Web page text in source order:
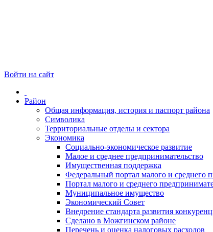
Войти на сайт
Район
Общая информация, история и паспорт района
Символика
Территориальные отделы и сектора
Экономика
Социально-экономическое развитие
Малое и среднее предпринимательство
Имущественная поддержка
Федеральный портал малого и среднего
Портал малого и среднего
Муниципальное имущество
Экономический Совет
Внедрение стандарта развития
Сделано в Можгинском районе
Перечень и оценка налоговых расходов